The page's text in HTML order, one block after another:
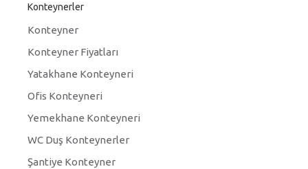
Konteynerler
Konteyner
Konteyner Fiyatları
Yatakhane Konteyneri
Ofis Konteyneri
Yemekhane Konteyneri
WC Duş Konteynerler
Şantiye Konteyner